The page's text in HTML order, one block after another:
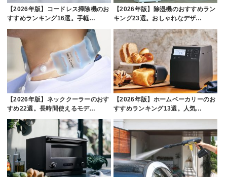
【2026年版】コードレス掃除機のお
すすめランキング16選。手軽…
【2026年版】除湿機のおすすめラン
キング23選。おしゃれなデザ…
【2026年版】ネッククーラーのおす
すめ22選。長時間使えるモデ…
【2026年版】ホームベーカリーのお
すすめランキング13選。人気…